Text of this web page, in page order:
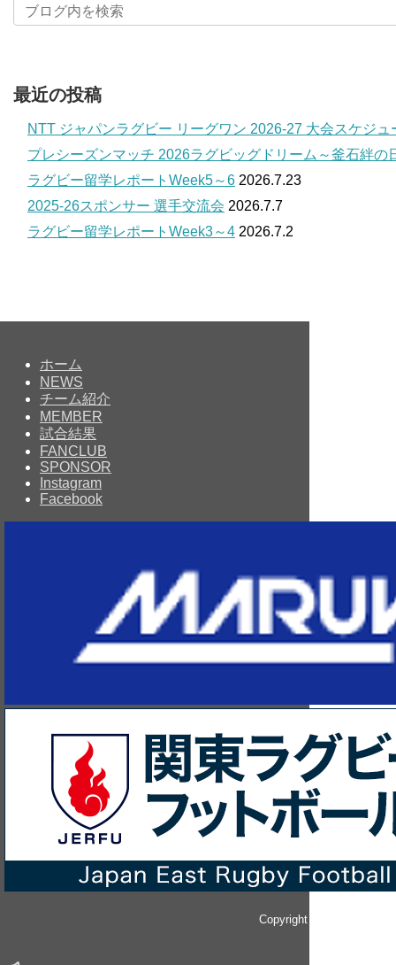
最近の投稿
NTT ジャパンラグビー リーグワン 2026-27 大会スケジュ
プレシーズンマッチ 2026ラグビッグドリーム～釜石絆の
ラグビー留学レポートWeek5～6 2026.7.23
2025-26スポンサー 選手交流会 2026.7.7
ラグビー留学レポートWeek3～4 2026.7.2
ホーム
NEWS
チーム紹介
MEMBER
試合結果
FANCLUB
SPONSOR
Instagram
Facebook
Copyright © since 2014